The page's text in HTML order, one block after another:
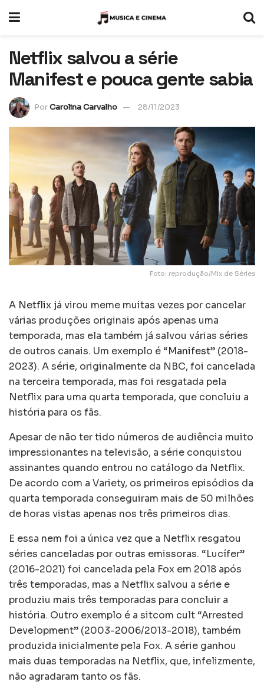
Netflix salvou a série
Manifest e pouca gente sabia
PorCarolina Carvalho 28/11/2023
Foto: reprodução/Mix de Séries
A Netflix já virou meme muitas vezes por cancelar
várias produções originais após apenas uma
temporada, mas ela também já salvou várias séries
de outros canais. Um exemplo é “Manifest” (2018-
2023). A série, originalmente da NBC, foi cancelada
na terceira temporada, mas foi resgatada pela
Netflix para uma quarta temporada, que concluiu a
história para os fãs.
Apesar de não ter tido números de audiência muito
impressionantes na televisão, a série conquistou
assinantes quando entrou no catálogo da Netflix.
De acordo com a Variety, os primeiros episódios da
quarta temporada conseguiram mais de 50 milhões
de horas vistas apenas nos três primeiros dias.
E essa nem foi a única vez que a Netflix resgatou
séries canceladas por outras emissoras. “Lucífer”
(2016-2021) foi cancelada pela Fox em 2018 após
três temporadas, mas a Netflix salvou a série e
produziu mais três temporadas para concluir a
história. Outro exemplo é a sitcom cult “Arrested
Development” (2003-2006/2013-2018), também
produzida inicialmente pela Fox. A série ganhou
mais duas temporadas na Netflix, que, infelizmente,
não agradaram tanto os fãs.